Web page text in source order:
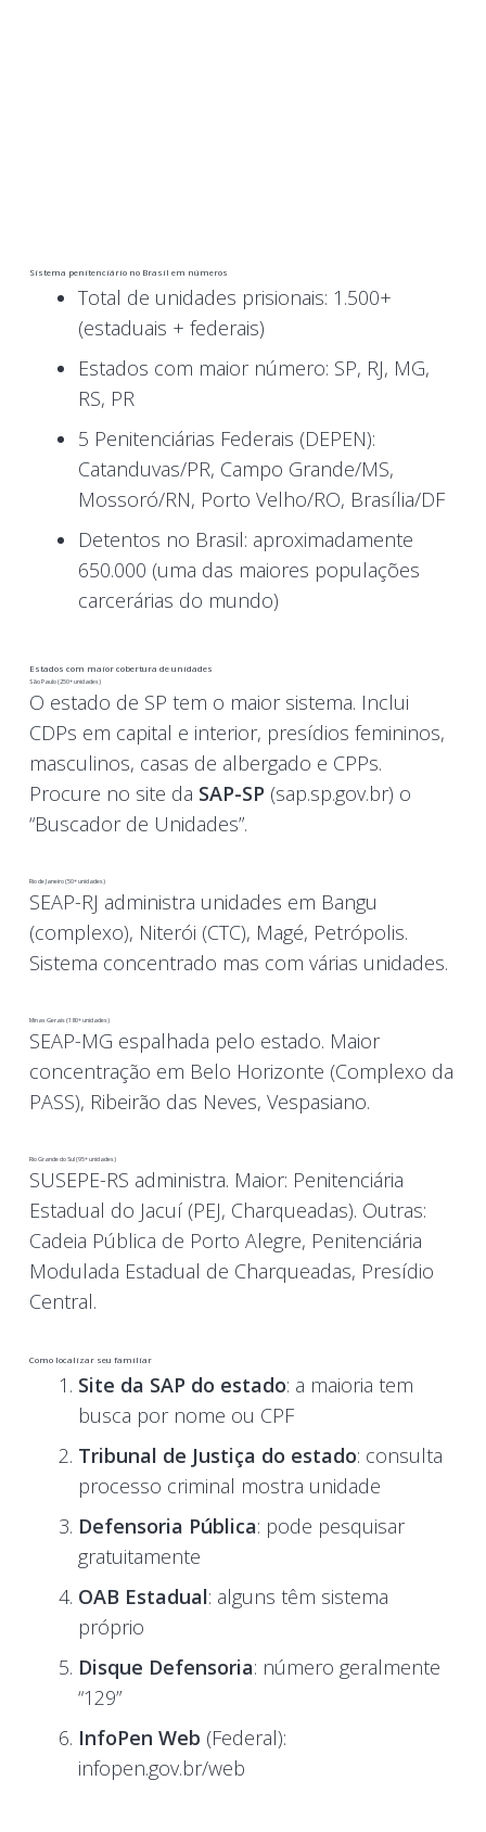
Sistema penitenciário no Brasil em números
Total de unidades prisionais: 1.500+
(estaduais + federais)
Estados com maior número: SP, RJ, MG,
RS, PR
5 Penitenciárias Federais (DEPEN):
Catanduvas/PR, Campo Grande/MS,
Mossoró/RN, Porto Velho/RO, Brasília/DF
Detentos no Brasil: aproximadamente
650.000 (uma das maiores populações
carcerárias do mundo)
Estados com maior cobertura de unidades
São Paulo (250+ unidades)
O estado de SP tem o maior sistema. Inclui
CDPs em capital e interior, presídios femininos,
masculinos, casas de albergado e CPPs.
Procure no site da SAP-SP (sap.sp.gov.br) o
“Buscador de Unidades”.
Rio de Janeiro (50+ unidades)
SEAP-RJ administra unidades em Bangu
(complexo), Niterói (CTC), Magé, Petrópolis.
Sistema concentrado mas com várias unidades.
Minas Gerais (180+ unidades)
SEAP-MG espalhada pelo estado. Maior
concentração em Belo Horizonte (Complexo da
PASS), Ribeirão das Neves, Vespasiano.
Rio Grande do Sul (95+ unidades)
SUSEPE-RS administra. Maior: Penitenciária
Estadual do Jacuí (PEJ, Charqueadas). Outras:
Cadeia Pública de Porto Alegre, Penitenciária
Modulada Estadual de Charqueadas, Presídio
Central.
Como localizar seu familiar
Site da SAP do estado: a maioria tem
busca por nome ou CPF
Tribunal de Justiça do estado: consulta
processo criminal mostra unidade
Defensoria Pública: pode pesquisar
gratuitamente
OAB Estadual: alguns têm sistema
próprio
Disque Defensoria: número geralmente
“129”
InfoPen Web (Federal):
infopen.gov.br/web